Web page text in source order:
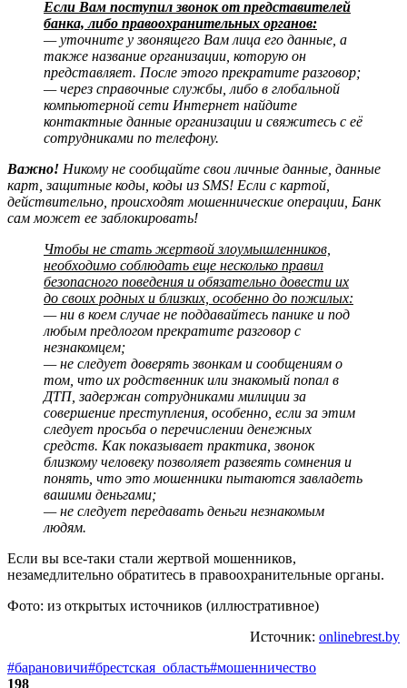
Если Вам поступил звонок от представителей
банка, либо правоохранительных органов:
— уточните у звонящего Вам лица его данные, а
также название организации, которую он
представляет. После этого прекратите разговор;
— через справочные службы, либо в глобальной
компьютерной сети Интернет найдите
контактные данные организации и свяжитесь с её
сотрудниками по телефону.
Важно! Никому не сообщайте свои личные данные, данные
карт, защитные коды, коды из SMS! Если с картой,
действительно, происходят мошеннические операции, Банк
сам может ее заблокировать!
Чтобы не стать жертвой злоумышленников,
необходимо соблюдать еще несколько правил
безопасного поведения и обязательно довести их
до своих родных и близких, особенно до пожилых:
— ни в коем случае не поддавайтесь панике и под
любым предлогом прекратите разговор с
незнакомцем;
— не следует доверять звонкам и сообщениям о
том, что их родственник или знакомый попал в
ДТП, задержан сотрудниками милиции за
совершение преступления, особенно, если за этим
следует просьба о перечислении денежных
средств. Как показывает практика, звонок
близкому человеку позволяет развеять сомнения и
понять, что это мошенники пытаются завладеть
вашими деньгами;
— не следует передавать деньги незнакомым
людям.
Если вы все-таки стали жертвой мошенников,
незамедлительно обратитесь в правоохранительные органы.
Фото: из открытых источников (иллюстративное)
Источник: onlinebrest.by
#барановичи#брестская_область#мошенничество
198